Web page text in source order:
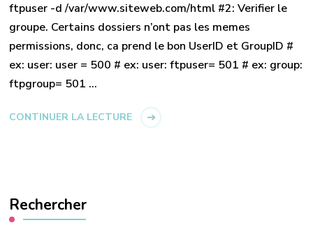
ftpuser -d /var/www.siteweb.com/html #2: Verifier le
groupe. Certains dossiers n’ont pas les memes
permissions, donc, ca prend le bon UserID et GroupID #
ex: user: user = 500 # ex: user: ftpuser= 501 # ex: group:
ftpgroup= 501 …
CONTINUER LA LECTURE
Rechercher